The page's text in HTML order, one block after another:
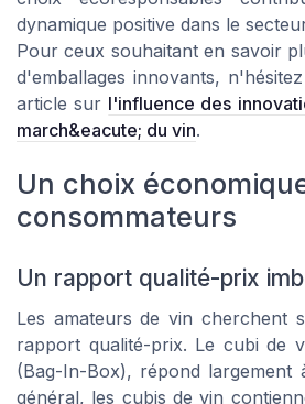
dynamique positive dans le
Pour ceux souhaitant en savoir
d'emballages innovants,
article sur l'influence des
march&eacute; du vin.
Un choix
consommateurs
Un rapport qualité-prix
Les amateurs de vin cherchent
rapport qualité-prix. Le cubi de
(Bag-In-Box), répond largement
général, les cubis de vin